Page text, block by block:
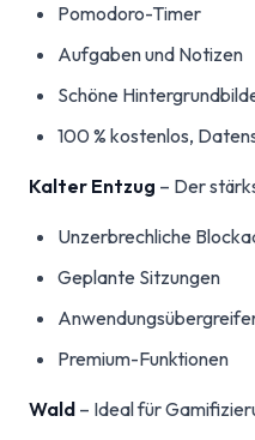
Pomodoro-Timer
Aufgaben und Notizen
Schöne
100 % kostenlos,
Kalter Entzug – Der
Unzerbrechliche
Geplante Sitzungen
Premium-Funktionen
Wald – Ideal für